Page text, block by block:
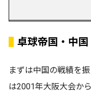
卓球帝国・中国
まずは中国の戦績を
は2001年大阪大会か